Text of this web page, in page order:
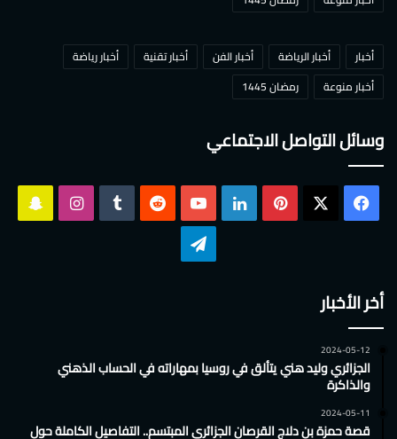
أخبار أخبار الرياضة أخبار الفن أخبار تقنية
أخبار رياضة
أخبار منوعة
رمضان 1445
وسائل التواصل الاجتماعي
فيسبوك بينتيريست لينكدإن ‫YouTube انستقرام
أخر الأخبار
2024-05-12
الجزائري وليد هني يتألق في روسيا بمهاراته في الحساب الذهني
والذاكرة
2024-05-11
قصة حمزة بن دلاج القرصان الجزائري المبتسم.. التفاصيل الكاملة حول